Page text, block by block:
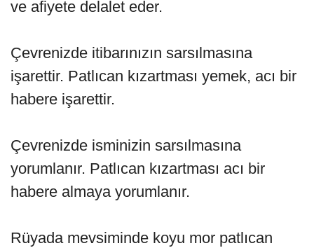
ve afiyete delalet eder.
Çevrenizde itibarınızın sarsılmasına
işarettir. Patlıcan kızartması yemek, acı bir
habere işarettir.
Çevrenizde isminizin sarsılmasına
yorumlanır. Patlıcan kızartması acı bir
habere almaya yorumlanır.
Rüyada mevsiminde koyu mor patlıcan